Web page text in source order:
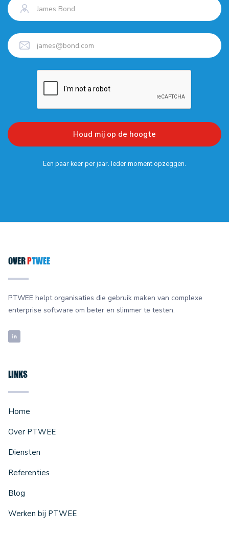
Een paar keer per jaar. Ieder moment opzeggen.
OVERPTWEE
PTWEE helpt organisaties die gebruik maken van complexe
enterprise software om beter en slimmer te testen.
LINKS
Home
Over PTWEE
Diensten
Referenties
Blog
Werken bij PTWEE